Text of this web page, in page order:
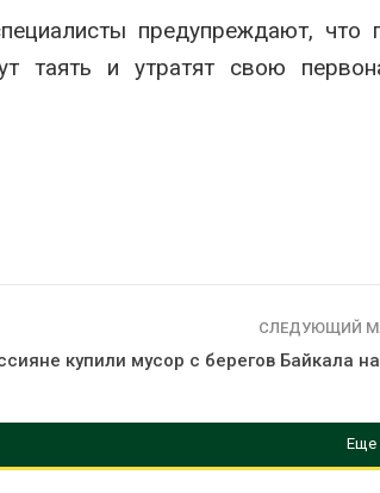
предупреждают, что
таять и утратят свою
СЛЕДУЮЩИЙ
купили мусор с берегов Байкала
Еще
бизнеса